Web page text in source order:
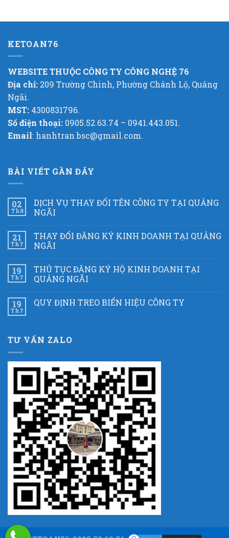
KETOAN76
WEBSITE THUỘC CÔNG TY CÔNG NGHỆ 76
Địa chỉ: 209 Trường Chinh, Phường Chánh Lộ, Quảng
Ngãi.
MST: 4300831796.
Số điện thoại: 0905.52.63.74 – 0941.443.051.
Email: hanhtran.bsc@gmail.com.
BÀI VIẾT GẦN ĐÂY
02
Th8
DỊCH VỤ THAY ĐỔI TÊN CÔNG TY TẠI QUẢNG
NGÃI
21
Th7
THAY ĐỔI ĐĂNG KÝ KINH DOANH TẠI QUẢNG
NGÃI
19
Th7
THỦ TỤC ĐĂNG KÝ HỘ KINH DOANH TẠI
QUẢNG NGÃI
19
Th7
QUY ĐỊNH TREO BIỂN HIỆU CÔNG TY
TƯ VẤN ZALO